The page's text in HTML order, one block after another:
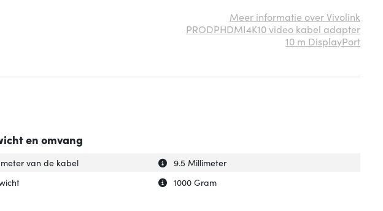
Meer informatie over Vivolink
PRODPHDMI4K10 video kabel adapter
10 m DisplayPort
en omvang
Uitleg over 'Diameter van de kabel'
Verberg uitleg over 'Diameter van de kabel'
van de kabel
9.5 Millimeter
Uitleg over 'Gewicht'
Verberg uitleg over 'Gewicht'
1000 Gram